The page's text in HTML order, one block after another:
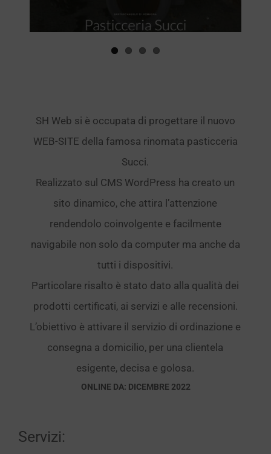
SH Web si è occupata di progettare il nuovo
WEB-SITE della famosa rinomata pasticceria
Succi.
Realizzato sul CMS WordPress ha creato un
sito dinamico, che attira l’attenzione
rendendolo coinvolgente e facilmente
navigabile non solo da computer ma anche da
tutti i dispositivi.
Particolare risalto è stato dato alla qualità dei
prodotti certificati, ai servizi e alle recensioni.
L’obiettivo è attivare il servizio di ordinazione e
consegna a domicilio, per una clientela
esigente, decisa e golosa.
ONLINE DA: DICEMBRE 2022
Servizi: